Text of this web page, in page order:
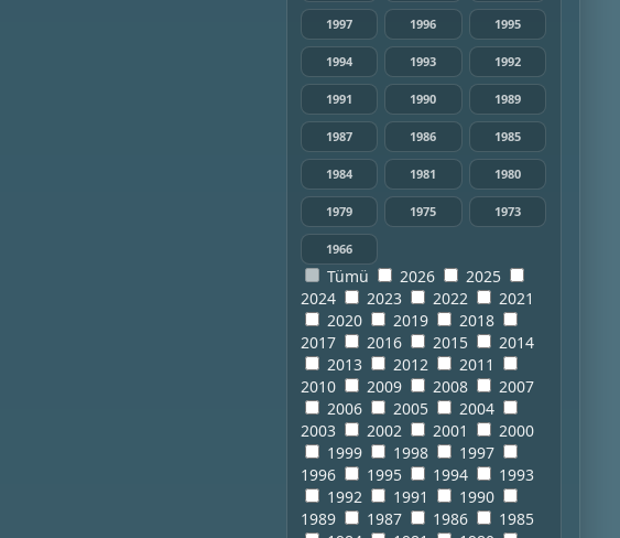
1997 1996 1995
1994 1993 1992
1991 1990 1989
1987 1986 1985
1984 1981 1980
1979 1975 1973
1966
Tümü 2026
2025
2024
2023 2022
2021
2020
2019
2018
2017
2016 2015
2014
2013
2012
2011
2010
2009 2008
2007
2006
2005
2004
2003
2002 2001
2000
1999
1998
1997
1996
1995 1994
1993
1992
1991
1990
1989
1987 1986
1985